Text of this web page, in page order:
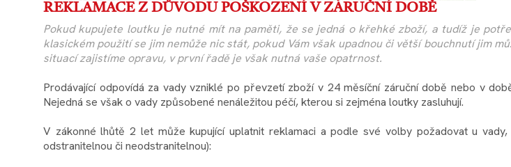
REKLAMACE Z DŮVODU POŠKOZENÍ V ZÁRUČNÍ DOBĚ
Pokud kupujete loutku je nutné mít na paměti, že se jedná o křehké zboží, a tudíž je
klasickém použití se jim nemůže nic stát, pokud Vám však upadnou či větší bouchnutí jim
situací zajistíme opravu, v první řadě je však nutná vaše opatrnost.
Prodávající odpovídá za vady vzniklé po převzetí zboží v 24 měsíční záruční době nebo v
Nejedná se však o vady způsobené nenáležitou péčí, kterou si zejména loutky zasluhují.
V zákonné lhůtě 2 let může kupující uplatnit reklamaci a podle své volby požadovat u
odstranitelnou či neodstranitelnou):